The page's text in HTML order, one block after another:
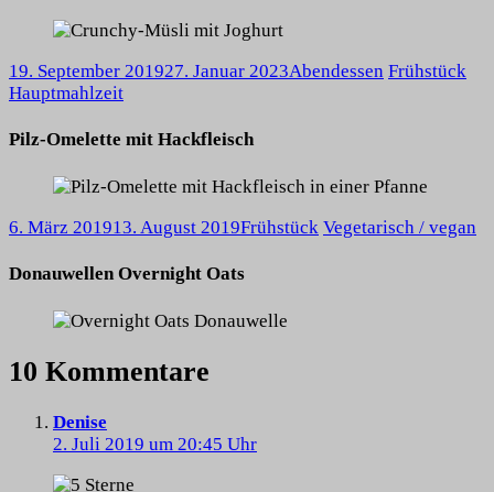
19. September 201927. Januar 2023Abendessen Frühstück
Hauptmahlzeit
Pilz-Omelette mit Hackfleisch
6. März 201913. August 2019Frühstück Vegetarisch / vegan
Donauwellen Overnight Oats
10 Kommentare
Denise
2. Juli 2019 um 20:45 Uhr